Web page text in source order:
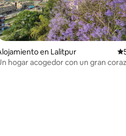
en Lalitpur
hogar acogedor con un gran